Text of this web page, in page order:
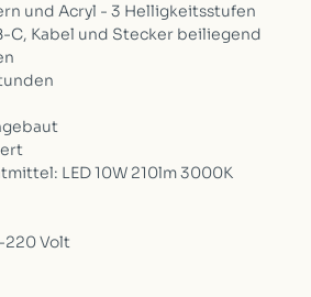
und Acryl - 3 Helligkeitsstufen
C, Kabel und Stecker beiliegend
LED 10W 210lm 3000K
220 Volt